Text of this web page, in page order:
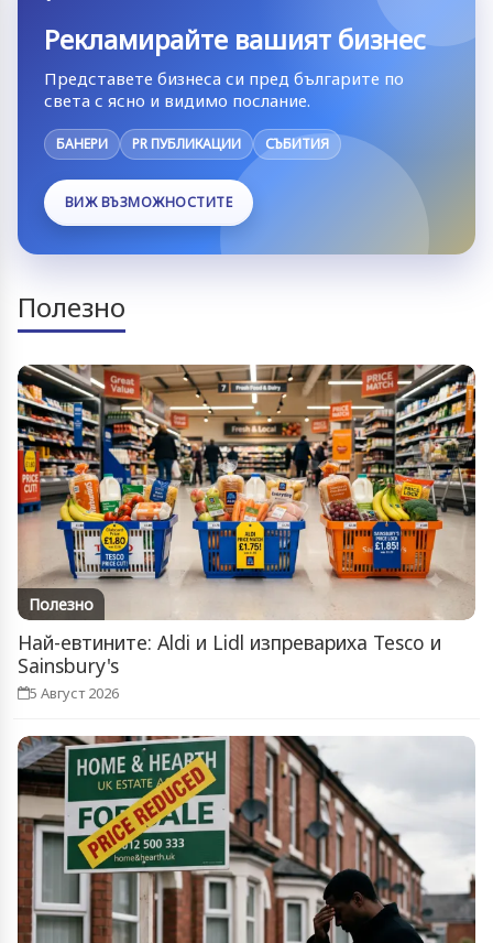
Рекламирайте вашият бизнес
Представете бизнеса си пред българите по
света с ясно и видимо послание.
БАНЕРИ PR ПУБЛИКАЦИИ СЪБИТИЯ
ВИЖ ВЪЗМОЖНОСТИТЕ
Полезно
Полезно
Най-евтините: Aldi и Lidl изпревариха Tesco и
Sainsbury's
5 Август 2026